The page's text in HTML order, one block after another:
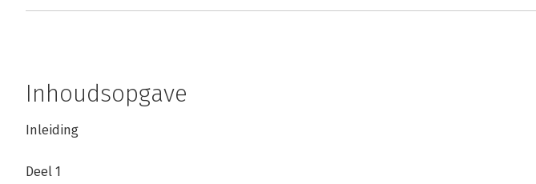
Inhoudsopgave
Inleiding
Deel 1